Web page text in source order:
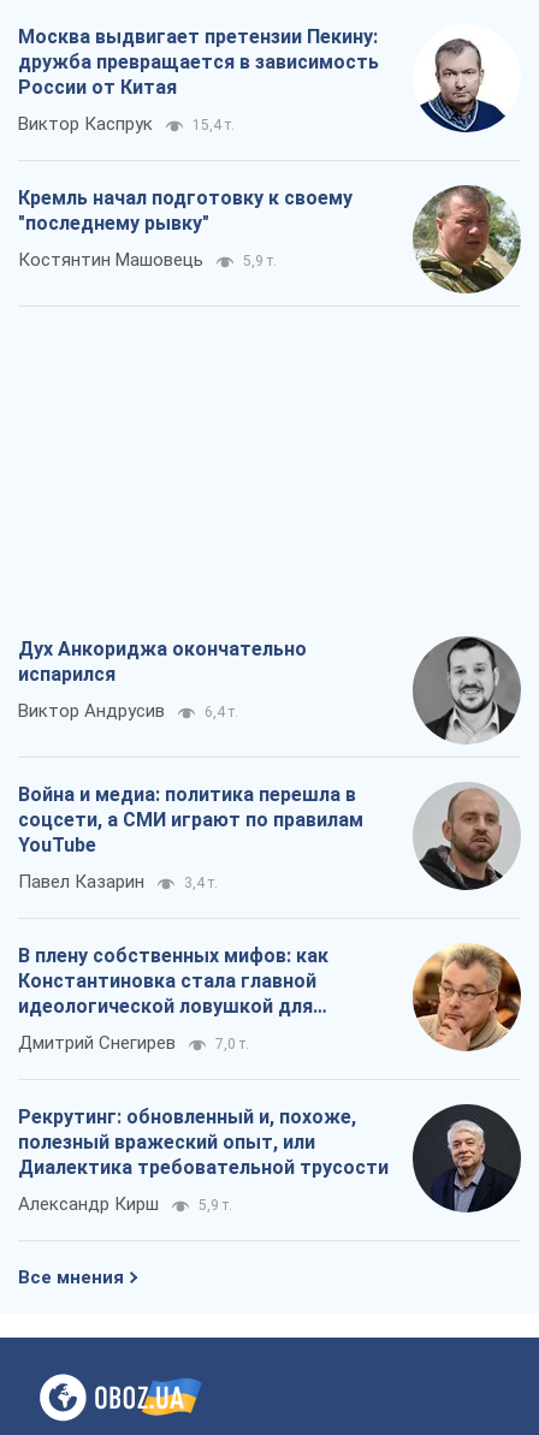
Москва выдвигает претензии Пекину:
дружба превращается в зависимость
России от Китая
Виктор Каспрук 15,4 т.
Кремль начал подготовку к своему
"последнему рывку"
Костянтин Машовець 5,9 т.
Дух Анкориджа окончательно
испарился
Виктор Андрусив 6,4 т.
Война и медиа: политика перешла в
соцсети, а СМИ играют по правилам
YouTube
Павел Казарин 3,4 т.
В плену собственных мифов: как
Константиновка стала главной
идеологической ловушкой для
российских оккупантов
Дмитрий Снегирев 7,0 т.
Рекрутинг: обновленный и, похоже,
полезный вражеский опыт, или
Диалектика требовательной трусости
Александр Кирш 5,9 т.
Все мнения